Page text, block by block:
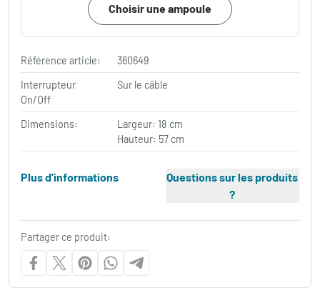
Choisir une ampoule
Référence article:
360649
Interrupteur
On/Off
Sur le câble
Dimensions:
Largeur: 18 cm
Hauteur: 57 cm
Plus d'informations
Questions sur les produits
?
Partager ce produit: